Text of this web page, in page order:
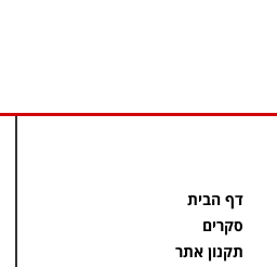
דף הבית
סקרים
תקנון אתר